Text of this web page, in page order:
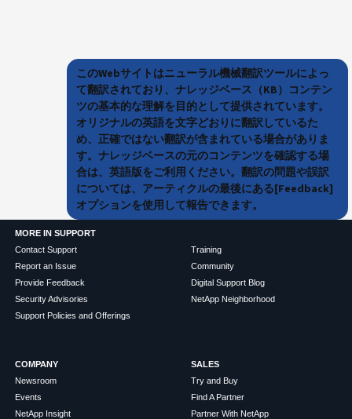
このWebサイトはニューラル機械翻訳ツールによっ
て翻訳されており、ナレッジベース（KB）コンテン
ツの基本的な理解を目的として提供されています。
オリジナルの英語を文字どおりに翻訳しているた
め、正確ではない翻訳が含まれている場合がありま
す。ナレッジベースの元のコンテンツを確認する場
合は、英語版をご利用ください。翻訳の問題や誤訳
については、アーティクルの最後にある[Feedback]
オプションを使用して報告できます。
MORE IN SUPPORT
Contact Support
Report an Issue
Provide Feedback
Security Advisories
Support Policies and Offerings
Training
Community
Digital Support Blog
NetApp Neighborhood
COMPANY
Newsroom
Events
NetApp Insight
SALES
Try and Buy
Find A Partner
Partner With NetApp